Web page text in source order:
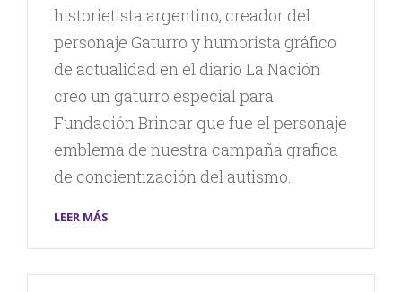
historietista argentino, creador del
personaje Gaturro y humorista gráfico
de actualidad en el diario La Nación
creo un gaturro especial para
Fundación Brincar que fue el personaje
emblema de nuestra campaña grafica
de concientización del autismo.
LEER MÁS